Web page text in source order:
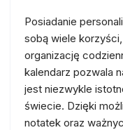
Posiadanie
sobą wiele
organizację
kalendarz pozwala
jest niezwykle
świecie. Dzięki
notatek oraz